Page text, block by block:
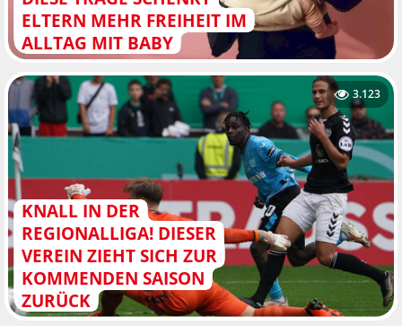
ELTERN MEHR FREIHEIT IM
ALLTAG MIT BABY
KNALL IN DER
REGIONALLIGA! DIESER
VEREIN ZIEHT SICH ZUR
KOMMENDEN SAISON
ZURÜCK
3.123